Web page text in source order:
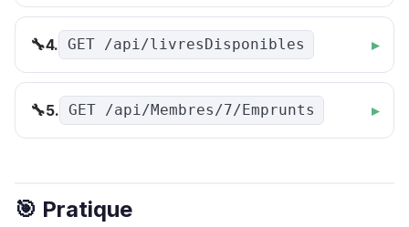
🔧4. GET /api/livresDisponibles
🔧5. GET /api/Membres/7/Emprunts
🎯 Pratique